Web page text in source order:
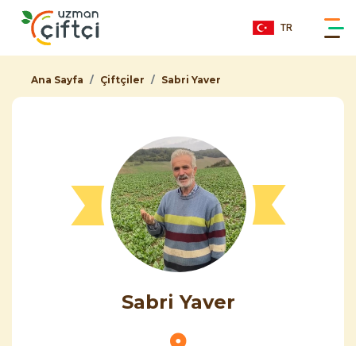
TR
Ana Sayfa Çiftçiler Sabri Yaver
Sabri Yaver